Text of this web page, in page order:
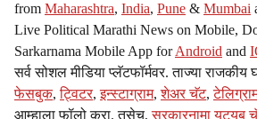
from Maharashtra, India, Pune & Mumbai
Live Political Marathi News on Mobile,
Sarkarnama Mobile App forAndroid and
सर्व सोशल मीडिया प्लॅटफॉर्मवर. ताज्या राजकीय
फेसबुक,ट्विटर,इन्स्टाग्राम,शेअर चॅट,
आम्हाला फॉलो करा. तसेच,सरकारनामा यूट्यूब